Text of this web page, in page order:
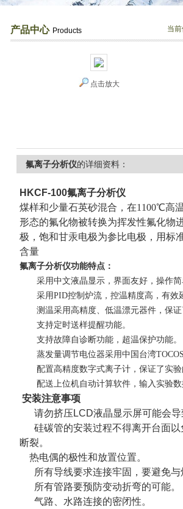
产品中心 Products 当前
点击放大
氟离子分析仪的详细资料：
HKCF-100氟离子分析仪
煤样和少量石英砂混合，在1100℃高
形态的氟化物被转换为挥发性氟化物
极，饱和甘汞电极为参比电极，用标
含量
氟离子分析仪功能特点：
采用中文液晶显示，界面友好，操作简
采用PID控制炉流，控温精度高，有效
测温采用高精度、低温漂元器件，保证
支持定时送样提醒功能。
支持故障自诊断功能，超温保护功能。
蒸发量调节电位器采用中国台湾TOCOS
配置高精度数字式离子计，保证了实验
配送上位机自动计算软件，输入实验
安装注意事项
请勿挤压 LCD液晶显示屏可能会导
硅碳管的安装过程不得离开台面
断裂。
热电偶的极性和放置位置。
所有导线要求连接牢固，要避免与
所有管路要预防变动折弯的可能。
气路、水路连接的密闭性。